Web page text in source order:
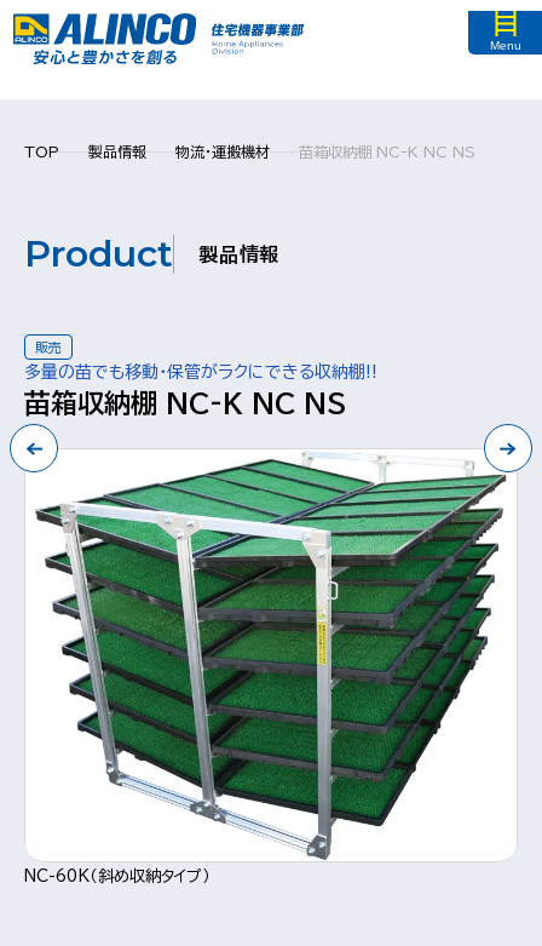
Menu
TOP 製品情報 物流・運搬機材 苗箱収納棚 NC-K NC NS
Product 製品情報
販売
多量の苗でも移動・保管がラクにできる収納棚!!
苗箱収納棚 NC-K NC NS
NC-60K（斜め収納タイプ）